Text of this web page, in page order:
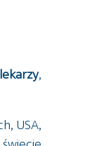
,
USA,